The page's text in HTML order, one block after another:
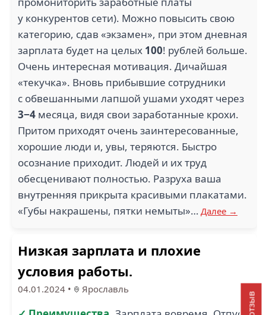
у конкурентов сети). Можно повысить свою
категорию, сдав «экзамен», при этом дневная
зарплата будет на целых 100! рублей больше.
Очень интересная мотивация. Дичайшая
«текучка». Вновь прибывшие сотрудники
с обвешанными лапшой ушами уходят через
3−4 месяца, видя свои заработанные крохи.
Притом приходят очень заинтересованные,
хорошие люди и, увы, теряются. Быстро
осознание приходит. Людей и их труд
обесценивают полностью. Разруха ваша
внутренняя прикрыта красивыми плакатами.
«Губы накрашены, пятки немыты»… Далее →
Низкая зарплата и плохие
условия работы.
04.01.2024 • Ярославль